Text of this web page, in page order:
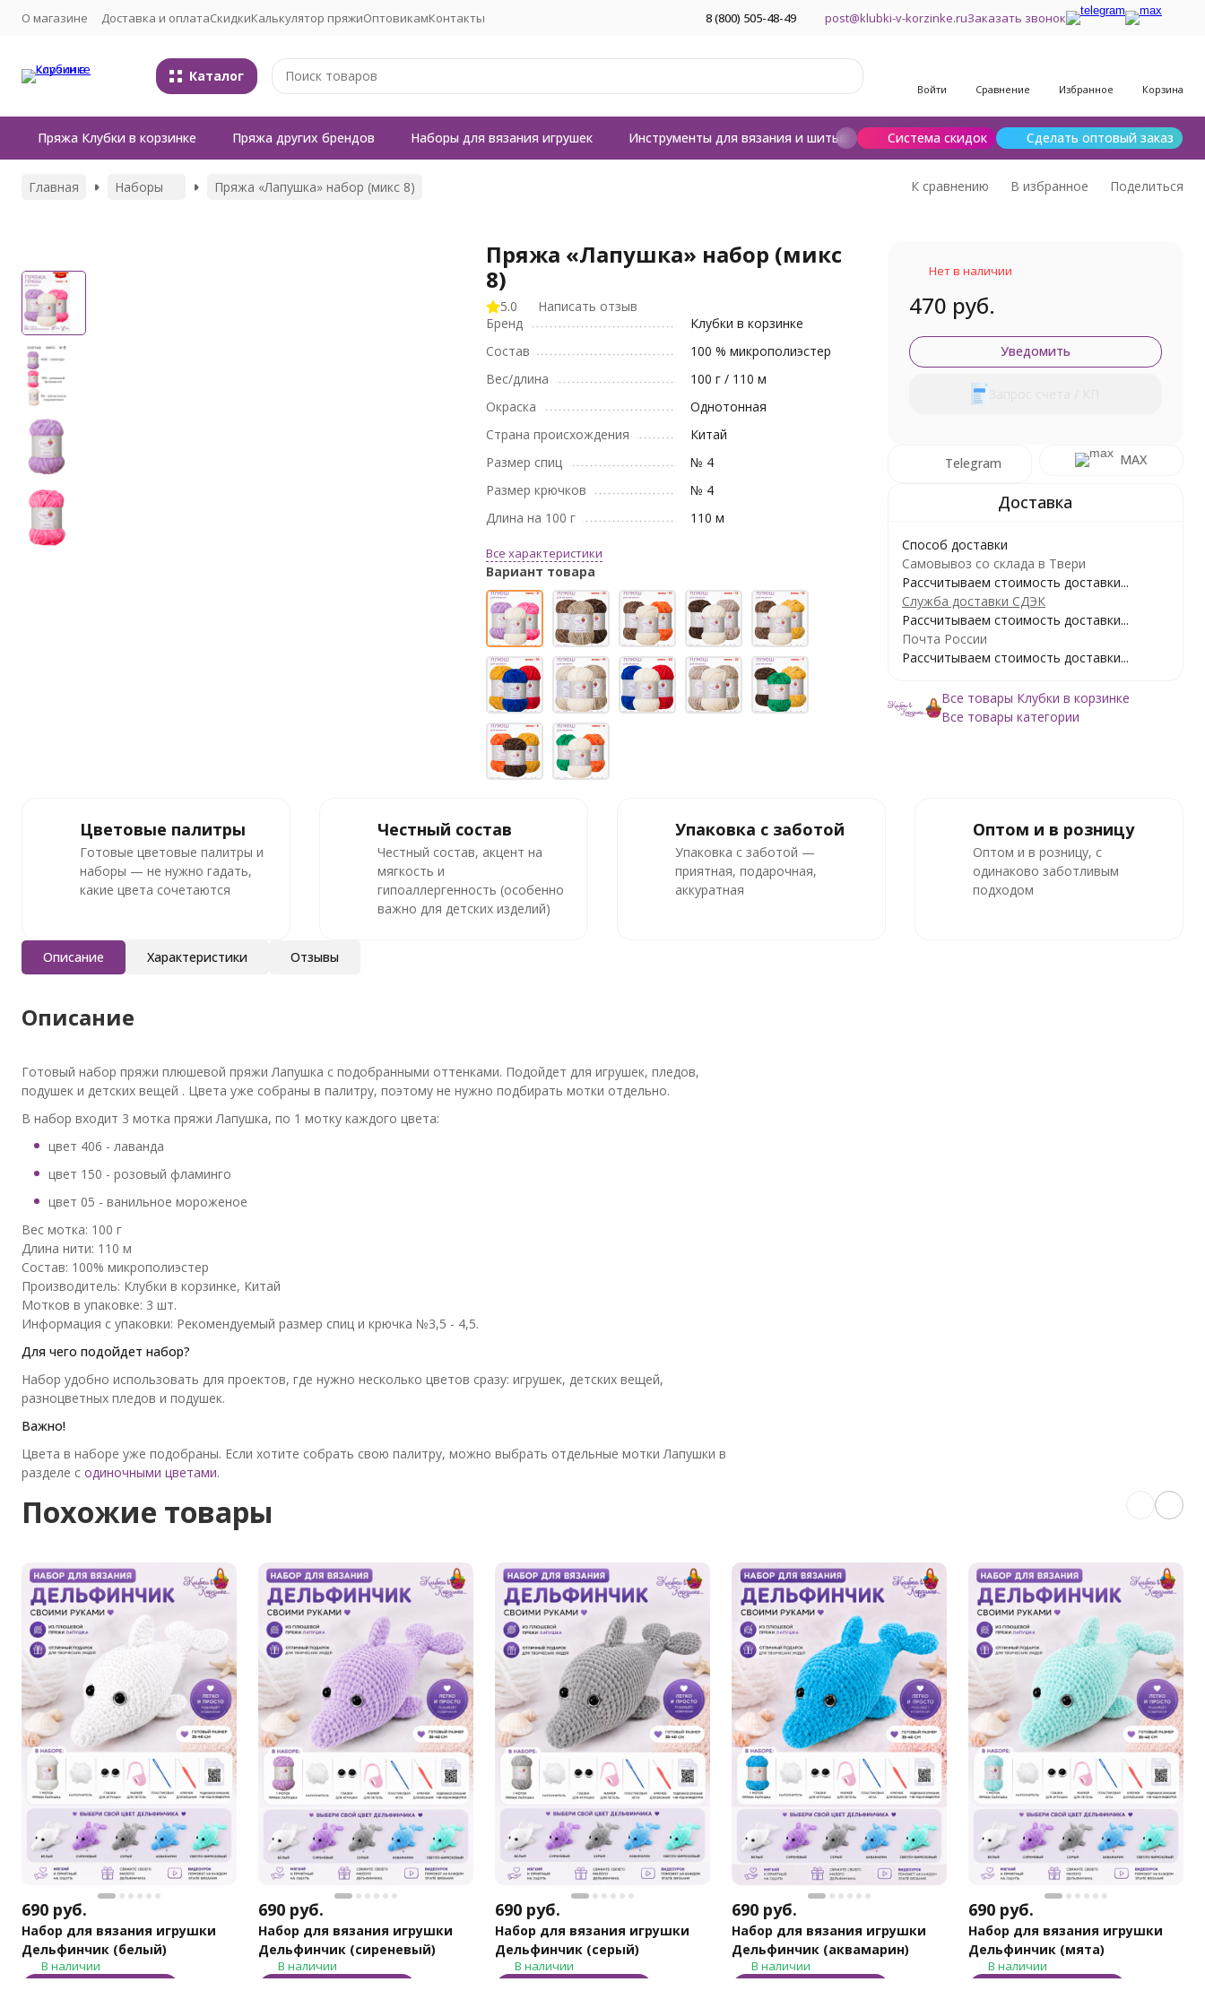
О магазине Доставка и оплатаСкидкиКалькулятор пряжиОптовикамКонтакты 8 (800) 505-48-49 post@klubki-v-korzinke.ruЗаказать звонок
Каталог
Войти Сравнение Избранное Корзина
Система скидок Сделать оптовый заказ
Пряжа Клубки в корзинке Пряжа других брендов Наборы для вязания игрушек Инструменты для вязания и шитья Шерсть для валяния
Главная Наборы Пряжа «Лапушка» набор (микс 8) К сравнению В избранное Поделиться
Пряжа «Лапушка» набор (микс
8)
5.0
Написать отзыв
Бренд
Клубки в корзинке
Состав
100 % микрополиэстер
Вес/длина
100 г / 110 м
Окраска
Однотонная
Страна происхождения
Китай
Размер спиц
№ 4
Размер крючков
№ 4
Длина на 100 г
110 м
Все характеристики
Вариант товара
Нет в наличии
470 руб.
Уведомить
Telegram MAX
Способ доставки
Самовывоз со склада в Твери
Рассчитываем стоимость доставки...
Служба доставки СДЭК
Рассчитываем стоимость доставки...
Почта России
Рассчитываем стоимость доставки...
Все товары Клубки в корзинке
Все товары категории
Цветовые палитры
Готовые цветовые палитры и
наборы — не нужно гадать,
какие цвета сочетаются
Честный состав
Честный состав, акцент на
мягкость и
гипоаллергенность (особенно
важно для детских изделий)
Упаковка с заботой
Упаковка с заботой —
приятная, подарочная,
аккуратная
Оптом и в розницу
Оптом и в розницу, с
одинаково заботливым
подходом
Описание Характеристики Отзывы
Описание
Готовый набор пряжи плюшевой пряжи Лапушка с подобранными оттенками. Подойдет для игрушек, пледов,
подушек и детских вещей . Цвета уже собраны в палитру, поэтому не нужно подбирать мотки отдельно.
В набор входит 3 мотка пряжи Лапушка, по 1 мотку каждого цвета:
цвет 406 - лаванда
цвет 150 - розовый фламинго
цвет 05 - ванильное мороженое
Вес мотка: 100 г
Длина нити: 110 м
Состав: 100% микрополиэстер
Производитель: Клубки в корзинке, Китай
Мотков в упаковке: 3 шт.
Информация с упаковки: Рекомендуемый размер спиц и крючка №3,5 - 4,5.
Для чего подойдет набор?
Набор удобно использовать для проектов, где нужно несколько цветов сразу: игрушек, детских вещей,
разноцветных пледов и подушек.
Важно!
Цвета в наборе уже подобраны. Если хотите собрать свою палитру, можно выбрать отдельные мотки Лапушки в
разделе с одиночными цветами.
Похожие товары
690 руб.
Набор для вязания игрушки
Дельфинчик (белый)
В наличии
690 руб.
Набор для вязания игрушки
Дельфинчик (сиреневый)
В наличии
690 руб.
Набор для вязания игрушки
Дельфинчик (серый)
В наличии
690 руб.
Набор для вязания игрушки
Дельфинчик (аквамарин)
В наличии
690 руб.
Набор для вязания игрушки
Дельфинчик (мята)
В наличии